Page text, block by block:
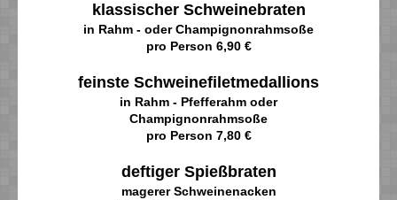
klassischer Schweinebraten
in Rahm - oder Champignonrahmsoße
pro Person 6,90 €
feinste Schweinefiletmedallions
in Rahm - Pfefferahm oder
Champignonrahmsoße
pro Person 7,80 €
deftiger Spießbraten
magerer Schweinenacken